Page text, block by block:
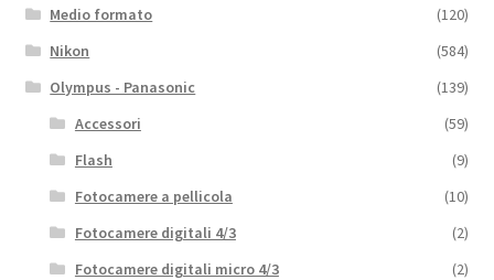
Medio formato
(120)
Nikon
(584)
Olympus - Panasonic
(139)
Accessori
(59)
Flash
(9)
Fotocamere a pellicola
(10)
Fotocamere digitali 4/3
(2)
Fotocamere digitali micro 4/3
(2)